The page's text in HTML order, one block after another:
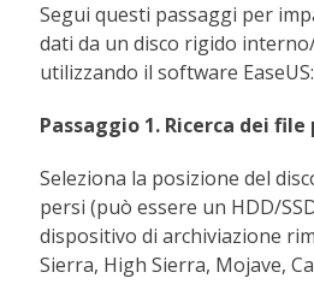
Segui questi passaggi per
dati da un disco rigido
utilizzando il software EaseUS:
Passaggio 1. Ricerca dei file
Seleziona la posizione del
persi (può essere un HDD/
dispositivo di archiviazione
Sierra, High Sierra, Mojave,